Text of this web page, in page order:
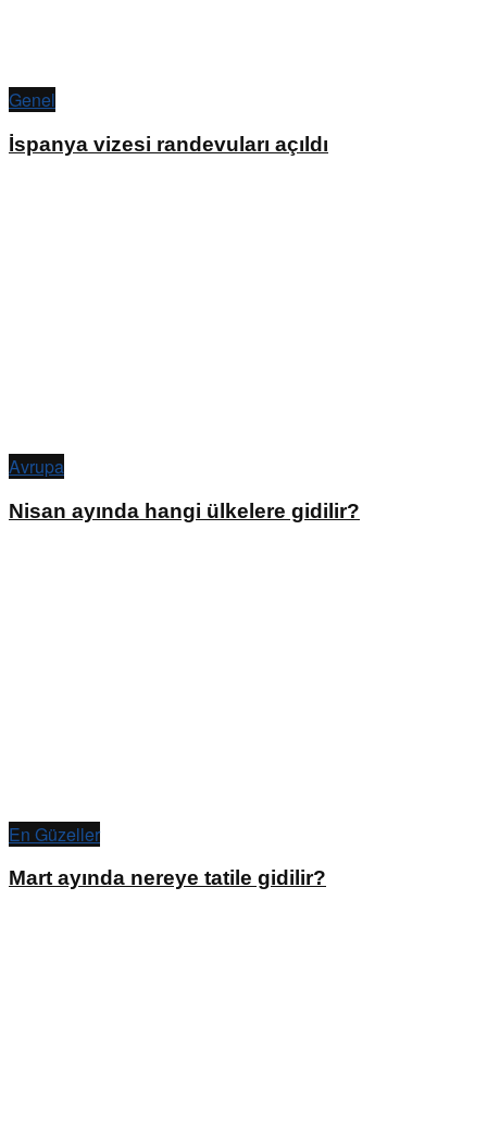
Genel
İspanya vizesi randevuları açıldı
Avrupa
Nisan ayında hangi ülkelere gidilir?
En Güzeller
Mart ayında nereye tatile gidilir?